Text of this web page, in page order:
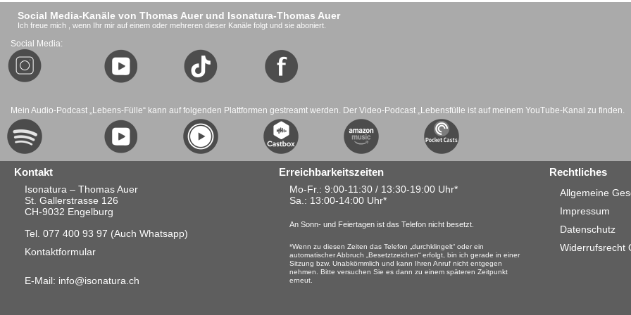
Social Media-Kanäle von Thomas Auer und Isonatura-Thomas Auer
Ich freue mich , wenn Ihr mir auf einem oder mehreren dieser Kanäle folgt und sie aboniert.
Social Media:
Mein Audio-Podcast „Lebens-Fülle“ kann auf folgenden Plattformen gestreamt werden. Der Video-Podcast „Lebensfülle ist auf meinem YouTube-Kanal zu finden.
Kontakt
Isonatura – Thomas Auer
St. Gallerstrasse 126
CH-9032 Engelburg
Tel. 077 400 93 97 (Auch Whatsapp)
Kontaktformular
E-Mail: info@isonatura.ch
Erreichbarkeitszeiten
Mo-Fr.: 9:00-11:30 / 13:30-19:00 Uhr*
Sa. : 13:00-14:00 Uhr*
An Sonn- und Feiertagen ist das Telefon nicht besetzt.
*Wenn zu diesen Zeiten das Telefon „durchklingelt“ oder ein
automatischer Abbruch „Besetztzeichen“ erfolgt, bin ich gerade in einer
Sitzung bzw. Unabkömmlich und kann Ihren Anruf nicht entgegen
nehmen. Bitte versuchen Sie es dann zu einem späteren Zeitpunkt
erneut.
Rechtliches
Allgemeine
Impressum
Datenschutz
Widerrufsrecht